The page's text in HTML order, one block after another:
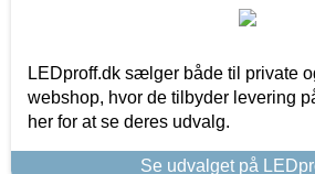
LEDproff.dk sælger både til private
webshop, hvor de tilbyder levering
her for at se deres udvalg.
Se udvalget på